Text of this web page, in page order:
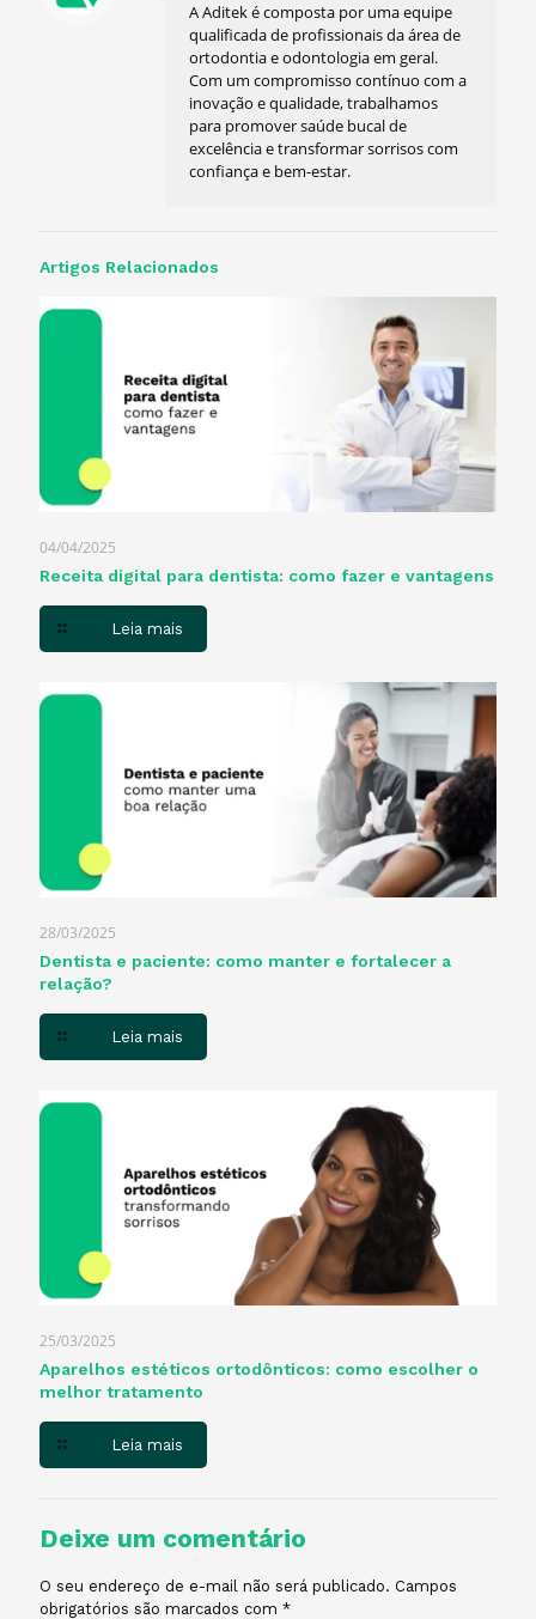
A Aditek é composta por uma equipe
qualificada de profissionais da área de
ortodontia e odontologia em geral.
Com um compromisso contínuo com a
inovação e qualidade, trabalhamos
para promover saúde bucal de
excelência e transformar sorrisos com
confiança e bem-estar.
Artigos Relacionados
04/04/2025
Receita digital para dentista​: como fazer e vantagens
Leia mais
28/03/2025
Dentista e paciente: como manter e fortalecer a
relação?
Leia mais
25/03/2025
Aparelhos estéticos ortodônticos: como escolher o
melhor tratamento
Leia mais
Deixe um comentário
O seu endereço de e-mail não será publicado. Campos
obrigatórios são marcados com *